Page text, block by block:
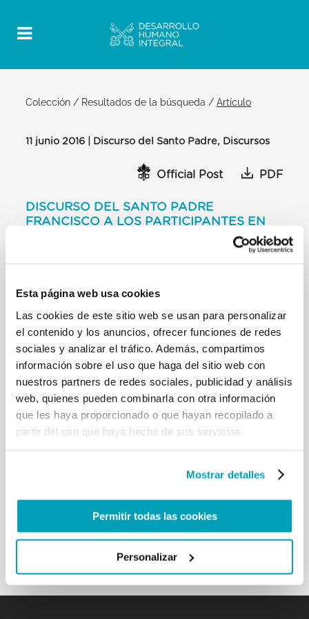
Esta página web usa cookies
Las cookies de este sitio web se usan para personalizar
el contenido y los anuncios, ofrecer funciones de redes
sociales y analizar el tráfico. Además, compartimos
información sobre el uso que haga del sitio web con
nuestros partners de redes sociales, publicidad y análisis
web, quienes pueden combinarla con otra información
que les haya proporcionado o que hayan recopilado a
partir del uso que haya hecho de sus servicios.
Mostrar detalles
Permitir todas las cookies
Personalizar
Colección / Resultados de la búsqueda /Artículo
11 junio 2016 | Discurso del Santo Padre, Discursos
Official Post PDF
DISCURSO DEL SANTO PADRE
FRANCISCO A LOS PARTICIPANTES EN
DISCAPACITADAS, ORGANIZADO POR LA
AULA PABLO VI
[…] También en este ámbito es decisiva la
implicación de las familias, que piden ser no sólo
acogidas, sino estimuladas y alentadas. Que
nuestras comunidades cristianas sean «casas»
donde el sufrimiento encuentre com-pasión, donde
cada familia con su carga de dolor y fatiga pueda
sentirse comprendida y respetada en su dignidad.
Como expresé en la exhortación apostólica Amoris
signo del Espíritu. Porque ambas situaciones son
cómo se vive hoy la lógica de la acogida
misericordiosa y de la integración de los más
frágiles» (n. 47).[…]
Volver a los resultados